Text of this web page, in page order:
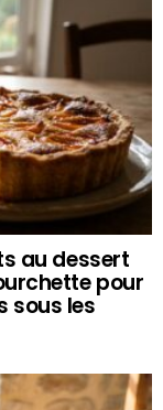
au dessert
pour
sous les